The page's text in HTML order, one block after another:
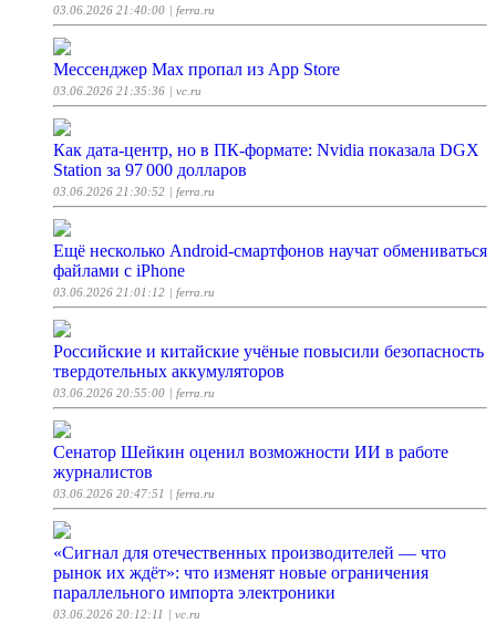
03.06.2026 21:40:00 | ferra.ru
Мессенджер Max пропал из App Store
03.06.2026 21:35:36 | vc.ru
Как дата-центр, но в ПК-формате: Nvidia показала DGX
Station за 97 000 долларов
03.06.2026 21:30:52 | ferra.ru
Ещё несколько Android-смартфонов научат обмениваться
файлами с iPhone
03.06.2026 21:01:12 | ferra.ru
Российские и китайские учёные повысили безопасность
твердотельных аккумуляторов
03.06.2026 20:55:00 | ferra.ru
Сенатор Шейкин оценил возможности ИИ в работе
журналистов
03.06.2026 20:47:51 | ferra.ru
«Сигнал для отечественных производителей — что
рынок их ждёт»: что изменят новые ограничения
параллельного импорта электроники
03.06.2026 20:12:11 | vc.ru